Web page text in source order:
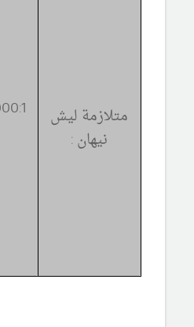
متلازمة ليش
نيهان :